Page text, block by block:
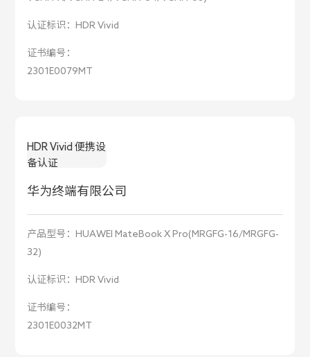
认证标识： HDR Vivid
证书编号：
2301E0079MT
HDR Vivid 便携设
备认证
华为终端有限公司
产品型号： HUAWEI MateBook X Pro(MRGFG-16/MRGFG-
32)
认证标识： HDR Vivid
证书编号：
2301E0032MT